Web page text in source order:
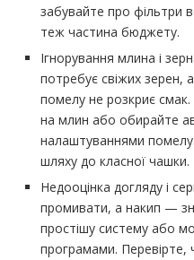
забувайте про фільтри
теж частина бюджету.
Ігнорування млина і
потребує свіжих зерен,
помелу не розкриє
на млин або обирайте
налаштуваннями
шляху до класної чашки.
Недооцінка догляду і
промивати, а накип —
простішу систему або
програмами. Перевірте,